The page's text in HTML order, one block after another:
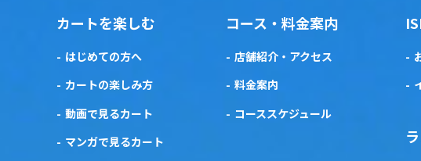
カートを楽しむ
はじめての方へ
カートの楽しみ方
動画で見るカート
マンガで見るカート
コース・料金案内
店舗紹介・アクセス
料金案内
コーススケジュール